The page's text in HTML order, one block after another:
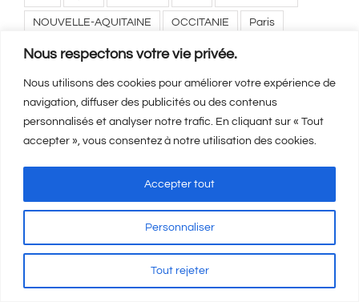
Nous respectons votre vie privée.
Nous utilisons des cookies pour améliorer votre expérience de
navigation, diffuser des publicités ou des contenus
personnalisés et analyser notre trafic. En cliquant sur « Tout
accepter », vous consentez à notre utilisation des cookies.
Personnaliser
Tout rejeter
Accepter tout
NOUVELLE-AQUITAINE OCCITANIE Paris
PROVENCE-ALPES-COTE D'AZUR Toulouse
Mentions Légales